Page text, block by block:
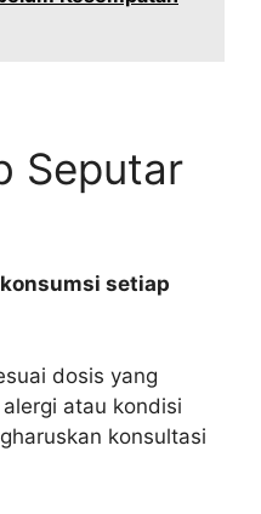
Seputar
setiap
dosis yang
atau kondisi
konsultasi